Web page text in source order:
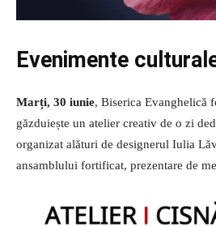
Evenimente
Marți, 30 iunie, Biserica Evanghelică
găzduiește un atelier creativ de o zi
organizat alături de designerul Iulia
ansamblului fortificat, prezentare de